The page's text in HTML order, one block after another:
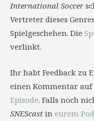
International Soccer
Vertreter dieses
Spielgeschehen. Die
verlinkt.
Ihr habt Feedback zu
einen Kommentar auf
Episode. Falls noch
SNEScast in eurem